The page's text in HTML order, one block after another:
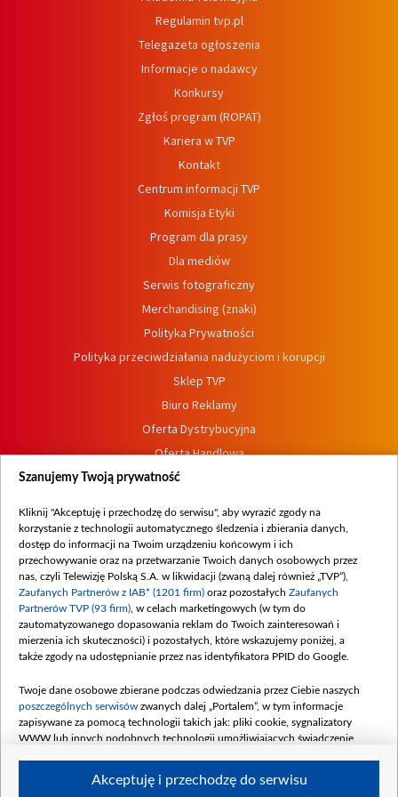
Regulamin tvp.pl
Telegazeta ogłoszenia
Informacje o nadawcy
Konkursy
Zgłoś program (ROPAT)
Kariera w TVP
Kontakt
Centrum informacji TVP
Komisja Etyki
Program dla prasy
Dla mediów
Serwis fotograficzny
Merchandising (znaki)
Polityka Prywatności
Polityka przeciwdziałania nadużyciom i korupcji
Sklep TVP
Biuro Reklamy
Oferta Dystrybucyjna
Oferta Handlowa
Dostępność
Procedura zgłoszeń wewnętrznych
Szanujemy Twoją prywatność
Kliknij "Akceptuję i przechodzę do serwisu", aby wyrazić zgody na
korzystanie z technologii automatycznego śledzenia i zbierania danych,
dostęp do informacji na Twoim urządzeniu końcowym i ich
przechowywanie oraz na przetwarzanie Twoich danych osobowych przez
nas, czyli Telewizję Polską S.A. w likwidacji (zwaną dalej również „TVP”),
Zaufanych Partnerów z IAB* (1201 firm) oraz pozostałych Zaufanych
Partnerów TVP (93 firm) , w celach marketingowych (w tym do
zautomatyzowanego dopasowania reklam do Twoich zainteresowań i
mierzenia ich skuteczności) i pozostałych, które wskazujemy poniżej, a
także zgody na udostępnianie przez nas identyfikatora PPID do Google.
Twoje dane osobowe zbierane podczas odwiedzania przez Ciebie naszych
poszczególnych serwisów zwanych dalej „Portalem”, w tym informacje
zapisywane za pomocą technologii takich jak: pliki cookie, sygnalizatory
WWW lub innych podobnych technologii umożliwiających świadczenie
Akceptuję i przechodzę do serwisu